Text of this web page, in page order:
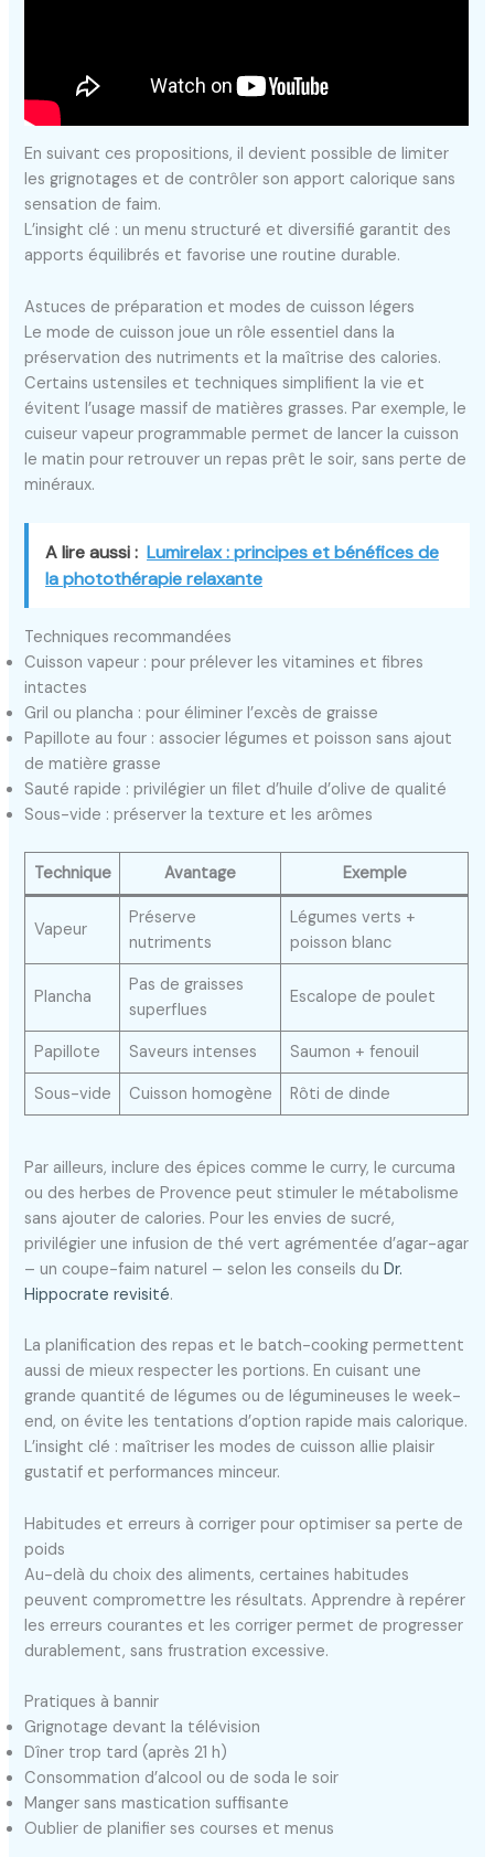
En suivant ces propositions, il devient possible de limiter
les grignotages et de contrôler son apport calorique sans
sensation de faim.
L’insight clé : un menu structuré et diversifié garantit des
apports équilibrés et favorise une routine durable.
Astuces de préparation et modes de cuisson légers
Le mode de cuisson joue un rôle essentiel dans la
préservation des nutriments et la maîtrise des calories.
Certains ustensiles et techniques simplifient la vie et
évitent l’usage massif de matières grasses. Par exemple, le
cuiseur vapeur programmable permet de lancer la cuisson
le matin pour retrouver un repas prêt le soir, sans perte de
minéraux.
A lire aussi : Lumirelax : principes et bénéfices de
la photothérapie relaxante
Techniques recommandées
Cuisson vapeur : pour prélever les vitamines et fibres
intactes
Gril ou plancha : pour éliminer l’excès de graisse
Papillote au four : associer légumes et poisson sans ajout
de matière grasse
Sauté rapide : privilégier un filet d’huile d’olive de qualité
Sous-vide : préserver la texture et les arômes
Technique Avantage Exemple
Vapeur
Préserve
nutriments
Légumes verts +
poisson blanc
Plancha
Pas de graisses
superflues
Escalope de poulet
Papillote Saveurs intenses
Saumon + fenouil
Sous-vide
Cuisson homogène Rôti de dinde
Par ailleurs, inclure des épices comme le curry, le curcuma
ou des herbes de Provence peut stimuler le métabolisme
sans ajouter de calories. Pour les envies de sucré,
privilégier une infusion de thé vert agrémentée d’agar-agar
– un coupe-faim naturel – selon les conseils duDr.
Hippocrate revisité.
La planification des repas et le batch-cooking permettent
aussi de mieux respecter les portions. En cuisant une
grande quantité de légumes ou de légumineuses le week-
end, on évite les tentations d’option rapide mais calorique.
L’insight clé : maîtriser les modes de cuisson allie plaisir
gustatif et performances minceur.
Habitudes et erreurs à corriger pour optimiser sa perte de
poids
Au-delà du choix des aliments, certaines habitudes
peuvent compromettre les résultats. Apprendre à repérer
les erreurs courantes et les corriger permet de progresser
durablement, sans frustration excessive.
Pratiques à bannir
Grignotage devant la télévision
Dîner trop tard (après 21 h)
Consommation d’alcool ou de soda le soir
Manger sans mastication suffisante
Oublier de planifier ses courses et menus